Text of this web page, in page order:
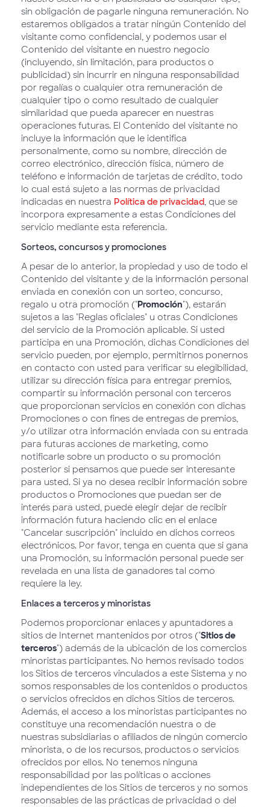
sin obligación de pagarle ninguna remuneración. No
estaremos obligados a tratar ningún Contenido del
visitante como confidencial, y podemos usar el
Contenido del visitante en nuestro negocio
(incluyendo, sin limitación, para productos o
publicidad) sin incurrir en ninguna responsabilidad
por regalías o cualquier otra remuneración de
cualquier tipo o como resultado de cualquier
similaridad que pueda aparecer en nuestras
operaciones futuras. El Contenido del visitante no
incluye la información que le identifica
personalmente, como su nombre, dirección de
correo electrónico, dirección física, número de
teléfono e información de tarjetas de crédito, todo
lo cual está sujeto a las normas de privacidad
indicadas en nuestra Política de privacidad, que se
incorpora expresamente a estas Condiciones del
servicio mediante esta referencia.
Sorteos, concursos y promociones
A pesar de lo anterior, la propiedad y uso de todo el
Contenido del visitante y de la información personal
enviada en conexión con un sorteo, concurso,
regalo u otra promoción ("Promoción"), estarán
sujetos a las "Reglas oficiales" u otras Condiciones
del servicio de la Promoción aplicable. Si usted
participa en una Promoción, dichas Condiciones del
servicio pueden, por ejemplo, permitirnos ponernos
en contacto con usted para verificar su elegibilidad,
utilizar su dirección física para entregar premios,
compartir su información personal con terceros
que proporcionan servicios en conexión con dichas
Promociones o con fines de entregas de premios,
y/o utilizar otra información enviada con su entrada
para futuras acciones de marketing, como
notificarle sobre un producto o su promoción
posterior si pensamos que puede ser interesante
para usted. Si ya no desea recibir información sobre
productos o Promociones que puedan ser de
interés para usted, puede elegir dejar de recibir
información futura haciendo clic en el enlace
"Cancelar suscripción" incluido en dichos correos
electrónicos. Por favor, tenga en cuenta que si gana
una Promoción, su información personal puede ser
revelada en una lista de ganadores tal como
requiere la ley.
Enlaces a terceros y minoristas
Podemos proporcionar enlaces y apuntadores a
sitios de Internet mantenidos por otros ("Sitios de
terceros") además de la ubicación de los comercios
minoristas participantes. No hemos revisado todos
los Sitios de terceros vinculados a este Sistema y no
somos responsables de los contenidos o productos
o servicios ofrecidos en dichos Sitios de terceros.
Además, el acceso a los minoristas participantes no
constituye una recomendación nuestra o de
nuestras subsidiarias o afiliados de ningún comercio
minorista, o de los recursos, productos o servicios
ofrecidos por ellos. No tenemos ninguna
responsabilidad por las políticas o acciones
independientes de los Sitios de terceros y no somos
responsables de las prácticas de privacidad o del